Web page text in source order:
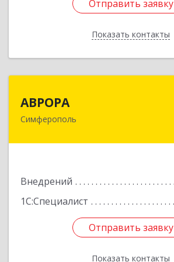
Отправить заявку
Показать контакты
Отправить заявку
Назад
АВРОРА
Симферополь
Внедрений
1С:Специалист
Отправить заявку
Показать контакты
Отправить заявку
Назад